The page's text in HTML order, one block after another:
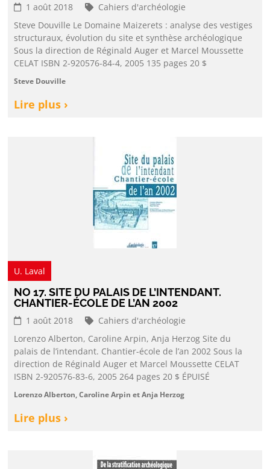
1 août 2018
Cahiers d'archéologie
Steve Douville Le Domaine Maizerets : analyse des vestiges
structuraux, évolution du site et synthèse archéologique
Sous la direction de Réginald Auger et Marcel Moussette
CELAT ISBN 2-920576-84-4, 2005 135 pages 20 $
Steve Douville
Lire plus ›
U. Laval
NO 17. SITE DU PALAIS DE L’INTENDANT.
CHANTIER-ÉCOLE DE L’AN 2002
1 août 2018
Cahiers d'archéologie
Lorenzo Alberton, Caroline Arpin, Anja Herzog Site du
palais de l’intendant. Chantier-école de l’an 2002 Sous la
direction de Réginald Auger et Marcel Moussette CELAT
ISBN 2-920576-83-6, 2005 264 pages 20 $ ÉPUISÉ
Lorenzo Alberton, Caroline Arpin et Anja Herzog
Lire plus ›